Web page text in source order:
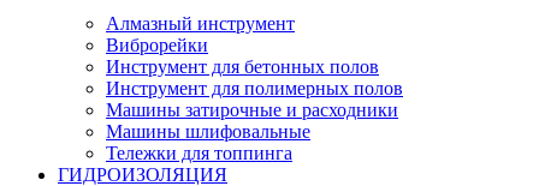
Алмазный инструмент
Виброрейки
Инструмент для бетонных полов
Инструмент для полимерных полов
Машины затирочные и расходники
Машины шлифовальные
Тележки для топпинга
ГИДРОИЗОЛЯЦИЯ